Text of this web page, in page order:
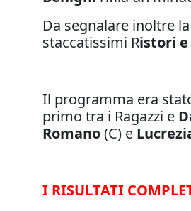
Da segnalare inoltre
staccatissimi Ristori e
Il programma era
primo tra i Ragazzi e
Romano(C) e
I RISULTATI